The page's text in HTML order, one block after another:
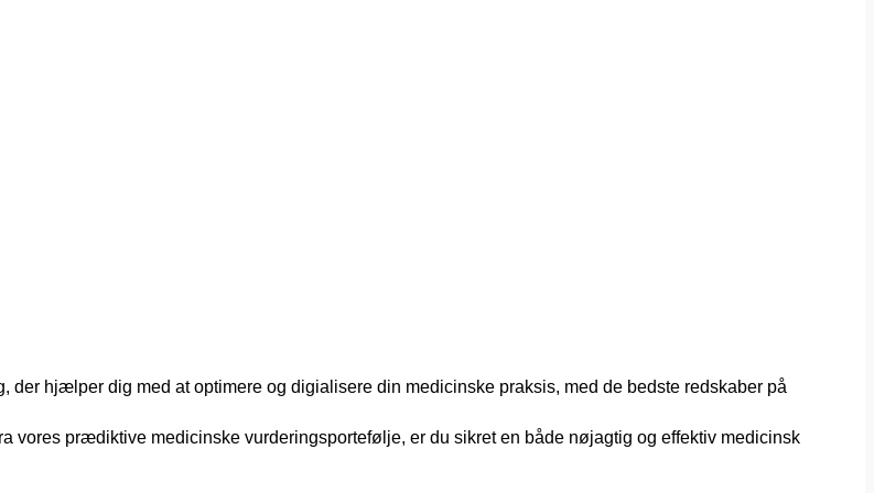
der hjælper dig med at optimere og digialisere din medicinske praksis, med de bedste redskaber på
vores prædiktive medicinske vurderingsportefølje, er du sikret en både nøjagtig og effektiv medicinsk